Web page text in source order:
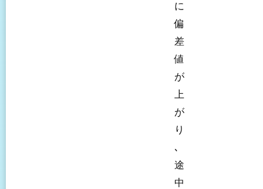
に
偏
差
値
が
上
が
り
､
途
中